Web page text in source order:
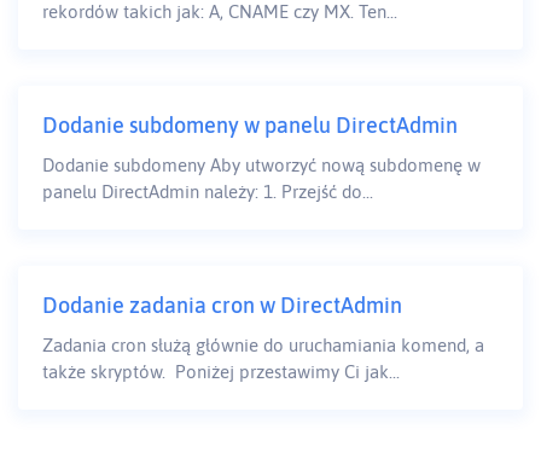
rekordów takich jak: A, CNAME czy MX. Ten...
Dodanie subdomeny w panelu DirectAdmin
Dodanie subdomeny Aby utworzyć nową subdomenę w
panelu DirectAdmin należy: 1. Przejść do...
Dodanie zadania cron w DirectAdmin
Zadania cron służą głównie do uruchamiania komend, a
także skryptów. Poniżej przestawimy Ci jak...